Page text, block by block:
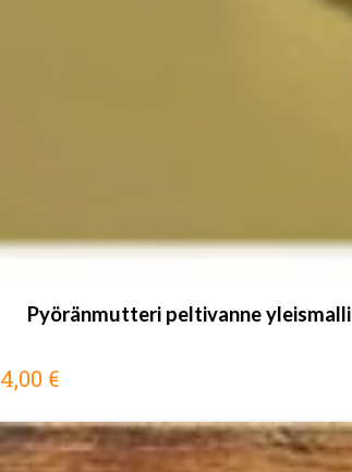
Pyöränmutteri peltivanne yleismalli
4,00 €